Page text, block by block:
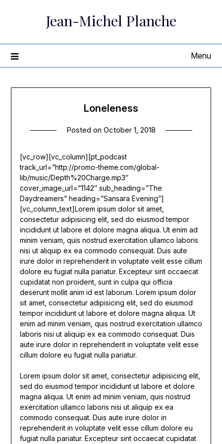
Jean-Michel Planche
Menu
Loneleness
Posted on October 1, 2018
[vc_row][vc_column][pt_podcast
track_url=”http://promo-theme.com/global-
lib/music/Depth%20Charge.mp3″
cover_image_url=”1142″ sub_heading=”The
Daydreamers” heading=”Sansara Evening”]
[vc_column_text]Lorem ipsum dolor sit amet,
consectetur adipisicing elit, sed do eiusmod tempor
incididunt ut labore et dolore magna aliqua. Ut enim ad
minim veniam, quis nostrud exercitation ullamco laboris
nisi ut aliquip ex ea commodo consequat. Duis aute
irure dolor in reprehenderit in voluptate velit esse cillum
dolore eu fugiat nulla pariatur. Excepteur sint occaecat
cupidatat non proident, sunt in culpa qui officia
deserunt mollit anim id est laborum. Lorem ipsum dolor
sit amet, consectetur adipisicing elit, sed do eiusmod
tempor incididunt ut labore et dolore magna aliqua. Ut
enim ad minim veniam, quis nostrud exercitation ullamco
laboris nisi ut aliquip ex ea commodo consequat. Duis
aute irure dolor in reprehenderit in voluptate velit esse
cillum dolore eu fugiat nulla pariatur.
Lorem ipsum dolor sit amet, consectetur adipisicing elit,
sed do eiusmod tempor incididunt ut labore et dolore
magna aliqua. Ut enim ad minim veniam, quis nostrud
exercitation ullamco laboris nisi ut aliquip ex ea
commodo consequat. Duis aute irure dolor in
reprehenderit in voluptate velit esse cillum dolore eu
fugiat nulla pariatur. Excepteur sint occaecat cupidatat